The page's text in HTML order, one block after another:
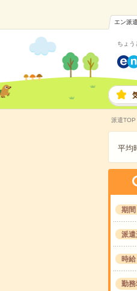
エン派遣
ちょう
派遣TOP
平均
期間
派
時給
勤務